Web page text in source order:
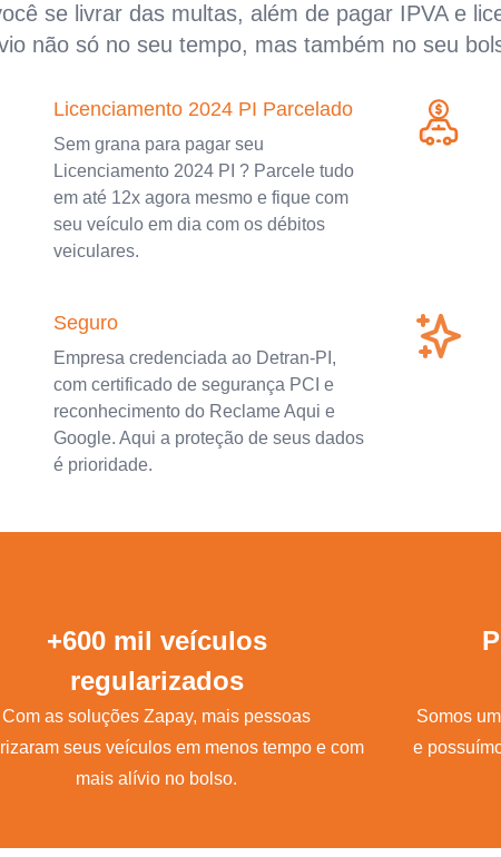
se livrar das multas, além de pagar IPVA e
não só no seu tempo, mas também no seu
Licenciamento 2024 PI Parcelado
Sem grana para pagar seu
Licenciamento 2024 PI ? Parcele tudo
em até 12x agora mesmo e fique com
seu veículo em dia com os débitos
veiculares.
Seguro
Empresa credenciada ao Detran-PI,
com certificado de segurança PCI e
reconhecimento do Reclame Aqui e
Google. Aqui a proteção de seus dados
é prioridade.
+600 mil veículos
regularizados
Com as soluções Zapay, mais pessoas
seus veículos em menos tempo e com
mais alívio no bolso.
Somos
e